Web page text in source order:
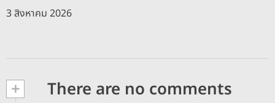
3 สิงหาคม 2026
+ There are no comments